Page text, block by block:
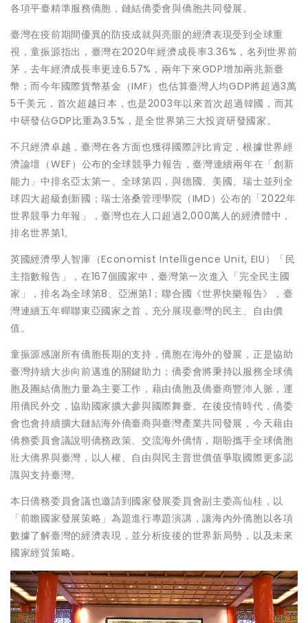
各項平臺精準服務僑胞，鏈結僑委會與僑胞共同發展。
臺灣在疫前期間優異的防疫成就與亮眼的經濟表現受到全球重
視，童振源指出，臺灣在2020年經濟成長率3.36%，名列世界前
茅，去年經濟成長率更達6.57%，兩年下來GDP增加兩兆新臺
幣；而今年國際貨幣基金（IMF）也估算臺灣人均GDP將超過3萬
5千美元，首次超越日本，也是2003年以來首次超過韓國，而其
中研發佔GDP比重為3.5%，是全世界第三大投資研發國家。
不只經濟卓越，臺灣在各方面也獲得國際評比肯定，根據世界經
濟論壇（WEF）公布的全球競爭力報告，臺灣連續兩年在「創新
能力」中排名亞太第一、全球第四，與德國、美國、瑞士並列全
球四大超級創新國；瑞士洛桑管理學院（IMD）公布的「2022年
世界競爭力年報」，臺灣也在人口超過2,000萬人的經濟體中，
排名世界第1。
英國經濟學人智庫（Economist Intelligence Unit, EIU）「民
主指數報告」，在167個國家中，臺灣第一次進入「完全民主國
家」，排名為全球第8、亞洲第1；聯合國《世界快樂報告》，臺
灣連續五年蟬聯東亞國家之首，充分展現臺灣的民主、自由價
值。
童振源感謝所有僑胞長期的支持，僑胞在海外的發展，正是協助
臺灣持續大步向前邁進的關鍵助力；僑委會將秉持以服務全球僑
胞及團結僑胞力量為主要工作，藉由僑胞及僑臺商豐沛人脈，運
用僑民外交，協助國家擴大參與國際舞臺。在後疫情時代，僑委
會也會持續擴大鏈結海外僑臺商與臺灣產業共同發展，今天藉由
僑務委員會議說明僑務政策、交流海外僑情，期盼攜手全球僑胞
壯大僑界與臺灣，以人權、自由與民主普世價值爭取國際更多認
識與支持臺灣。
本日僑務委員會議也邀請到國家發展委員會副主委高仙桂，以
「前瞻國家發展策略」為題進行專題演講，讓海內外僑胞以各項
數據了解臺灣的經濟表現，並分析疫後的世界新局勢，以及未來
國家經貿策略。